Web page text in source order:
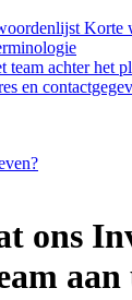
Korte
team achter het
en
ons